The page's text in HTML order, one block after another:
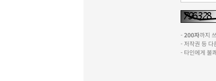
-200자까지
- 저작권 등 다
- 타인에게 불